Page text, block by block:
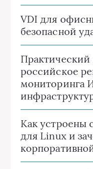
VDI для
безопасной
Практический
российское
мониторинга
Как устроены
для Linux и